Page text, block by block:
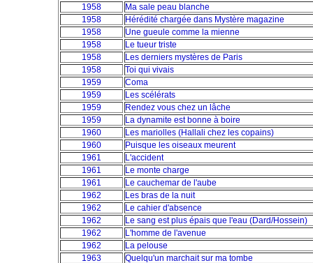
1958
Ma sale peau blanche
1958
Hérédité chargée dans Mystère magazine
1958
Une gueule comme la mienne
1958
Le tueur triste
1958
Les derniers mystères de Paris
1958
Toi qui vivais
1959
Coma
1959
Les scélérats
1959
Rendez vous chez un lâche
1959
La dynamite est bonne à boire
1960
Les mariolles (Hallali chez les copains)
1960
Puisque les oiseaux meurent
1961
L'accident
1961
Le monte charge
1961
Le cauchemar de l'aube
1962
Les bras de la nuit
1962
Le cahier d'absence
1962
Le sang est plus épais que l'eau (Dard/Hossein)
1962
L'homme de l'avenue
1962
La pelouse
1963
Quelqu'un marchait sur ma tombe